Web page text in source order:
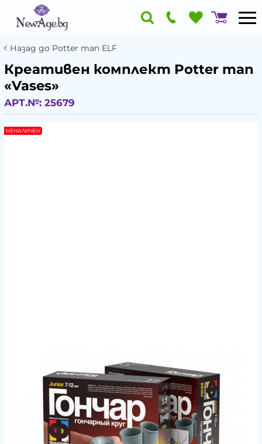
Назад до Potter man ELF
Креативен комплект Potter man
«Vases»
АРТ.№: 25679
НЕНАЛИЧЕН